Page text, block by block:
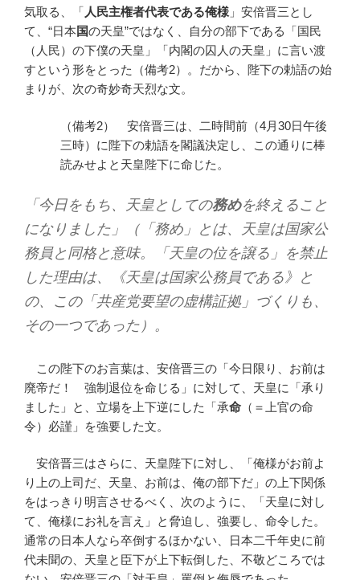
気取る、「 人民主権者代表である俺様 」安倍晋三とし
て、“日本国の天皇”ではなく、自分の部下である「国民
（人民）の下僕の天皇」「内閣の囚人の天皇」に言い渡
すという形をとった（備考2）。だから、陛下の勅語の始
まりが、次の奇妙奇天烈な文。
（備考2） 安倍晋三は、二時間前（4月30日午後
三時）に陛下の勅語を閣議決定し、この通りに棒
読みせよと天皇陛下に命じた。
「今日をもち、天皇としての務めを終えること
になりました」（「務め」とは、天皇は国家公
務員と同格と意味。「天皇の位を譲る」を禁止
した理由は、《天皇は国家公務員である》と
の、この「共産党要望の虚構証拠」づくりも、
その一つであった）。
この陛下のお言葉は、安倍晋三の「今日限り、お前は
廃帝だ！ 強制退位を命じる」に対して、天皇に「承り
ました」と、立場を上下逆にした「承命 （＝上官の命
令）必謹」を強要した文。
安倍晋三はさらに、天皇陛下に対し、「俺様がお前よ
り上の上司だ、天皇、お前は、俺の部下だ」の上下関係
をはっきり明言させるべく、次のように、「天皇に対し
て、俺様にお礼を言え」と脅迫し、強要し、命令した。
通常の日本人なら卒倒するほかない、日本二千年史に前
代未聞の、天皇と臣下が上下転倒した、不敬どころでは